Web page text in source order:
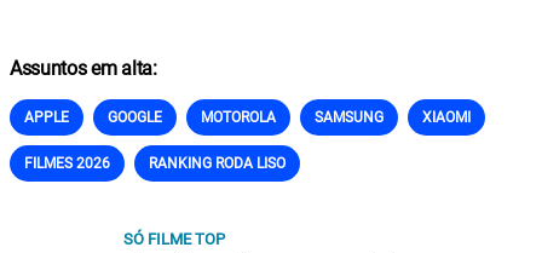
Assuntos em alta:
APPLE GOOGLE MOTOROLA SAMSUNG XIAOMI
FILMES 2026 RANKING RODA LISO
SÓ FILME TOP